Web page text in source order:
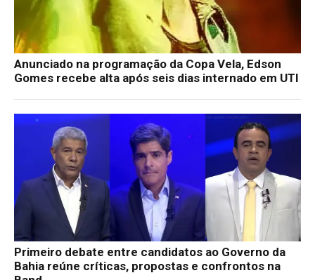
Anunciado na programação da Copa Vela, Edson
Gomes recebe alta após seis dias internado em UTI
Primeiro debate entre candidatos ao Governo da
Bahia reúne críticas, propostas e confrontos na